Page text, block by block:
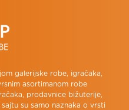
galerijske robe, igračaka,
asortimanom robe
prodavnice bižuterije,
su samo naznaka o vrsti